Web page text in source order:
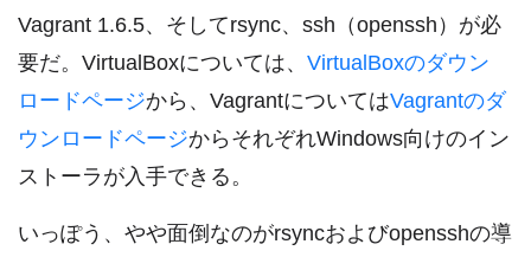
Vagrant 1.6.5、そしてrsync、ssh（openssh）が必
要だ。VirtualBoxについては、 VirtualBoxのダウン
ロードページから、VagrantについてはVagrantのダ
ウンロードページからそれぞれWindows向けのイン
ストーラが入手できる。
いっぽう、やや面倒なのがrsyncおよびopensshの導